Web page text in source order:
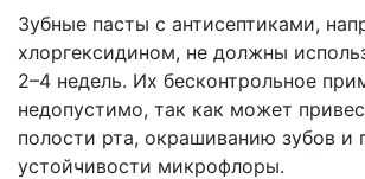
Зубные пасты с антисептиками,
хлоргексидином, не должны
2–4 недель. Их бесконтрольное
недопустимо, так как может
полости рта, окрашиванию зубов и
устойчивости микрофлоры.